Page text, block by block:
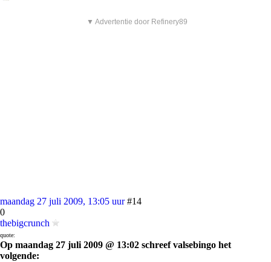
▼ Advertentie door Refinery89
maandag 27 juli 2009, 13:05 uur #14
0
thebigcrunch
quote:
Op maandag 27 juli 2009 @ 13:02 schreef valsebingo het
volgende: